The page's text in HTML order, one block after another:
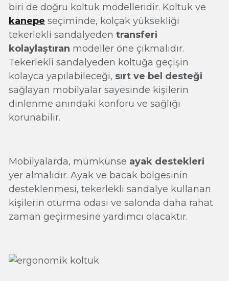
biri de doğru koltuk modelleridir. Koltuk ve
kanepe seçiminde, kolçak yüksekliği
tekerlekli sandalyeden transferi
kolaylaştıran modeller öne çıkmalıdır.
Tekerlekli sandalyeden koltuğa geçişin
kolayca yapılabileceği, sırt ve bel desteği
sağlayan mobilyalar sayesinde kişilerin
dinlenme anındaki konforu ve sağlığı
korunabilir.
Mobilyalarda, mümkünse ayak destekleri
yer almalıdır. Ayak ve bacak bölgesinin
desteklenmesi, tekerlekli sandalye kullanan
kişilerin oturma odası ve salonda daha rahat
zaman geçirmesine yardımcı olacaktır.